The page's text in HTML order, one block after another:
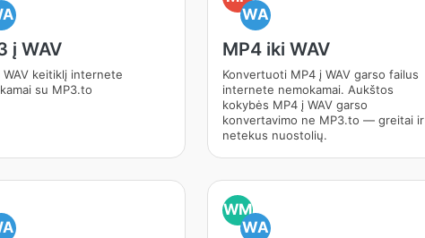
į WAV
WAV keitiklį internete
su MP3.to
WA
MP4 iki WAV
Konvertuoti MP4 į WAV garso failus
internete nemokamai. Aukštos
kokybės MP4 į WAV garso
konvertavimo ne MP3.to — greitai ir
netekus nuostolių.
WM
WA